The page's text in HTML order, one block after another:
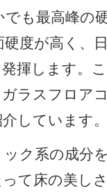
も最高峰の
度が高く、
揮します。
ラスフロア
しています
ク系の成分
て床の美し